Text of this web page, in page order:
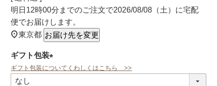
明日 12時00分 までのご注文で2026/08/08（土） に宅配
便でお届けします。
東京都 お届け先を変更
ギフト包装
(必
ギフト包装についてくわしくはこちら >>